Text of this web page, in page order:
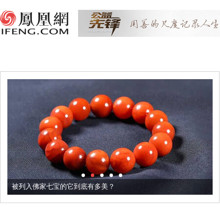
被列入佛家七宝的它到底有多美？